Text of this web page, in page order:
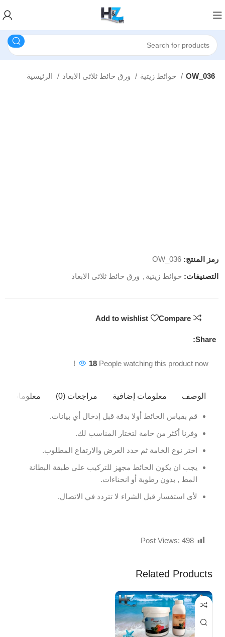
OW_036
رمز المنتج:OW_036
التصنيفات: حوائط زيتية , ورق حائط ثلاثى الابعاد
Compare
Add to wishlist
Share:
18 People watching this product now!
الوصف معلومات إضافية مراجعات (0) معلومات
قم بقياس الحائط أولا بدقة قبل إدخال أي بيانات.
وفرنا أكثر من خامة لتختار المناسب لك.
اختر نوع الخامة ثم حدد العرض والارتفاع المطلوب.
يجب ان يكون الحائط مجهز للتركيب على طبقة البطانة
المط , بدون رطوبة أو انحناءات.
لأى استفسار قبل الشراء لا تتردد في الاتصال.
Post Views: 498
Related Products